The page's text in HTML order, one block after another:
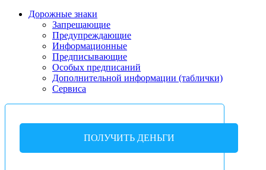
Дорожные знаки
Запрещающие
Предупреждающие
Информационные
Предписывающие
Особых предписаний
Дополнительной информации (таблички)
Сервиса
ПОЛУЧИТЬ ДЕНЬГИ